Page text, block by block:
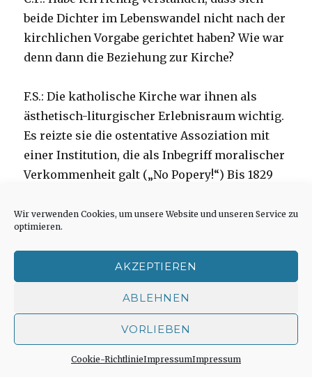
Wir verwenden Cookies, um unsere Website und unseren Service zu
optimieren.
AKZEPTIEREN
ABLEHNEN
VORLIEBEN
Cookie-RichtlinieImpressumImpressum
beide Dichter im Lebenswandel nicht nach der
kirchlichen Vorgabe gerichtet haben? Wie war
denn dann die Beziehung zur Kirche?
F.S.: Die katholische Kirche war ihnen als
ästhetisch-liturgischer Erlebnisraum wichtig.
Es reizte sie die ostentative Assoziation mit
einer Institution, die als Inbegriff moralischer
Verkommenheit galt („No Popery!“) Bis 1829
Zweiter Klasse, vor allem in Irland. Fragen des
persönlichen Glaubens oder der Moral waren
ihnen ziemlich gleichgültig; sie interessierten
sich nur für die kulturschaffenden Impulse.
Diese fehlten ihnen in der geist- und
substanzlos gewordenen anglikanischen
Staatskirche. Bei noch gravierenderen